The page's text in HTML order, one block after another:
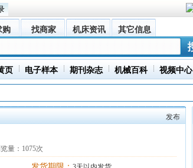
购 找商家 机床资讯 其它信息
页 电子样本 期刊杂志 机械百科 视频中心
发布
：1075次